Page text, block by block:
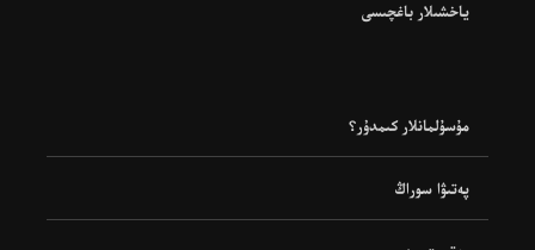
ياخشىلار باغچىسى
مۇسۇلمانلار كىمدۇر؟
پەتىۋا سوراڭ